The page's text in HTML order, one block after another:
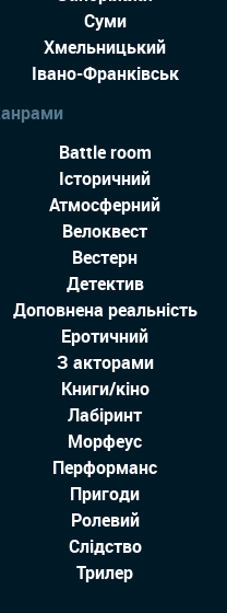
Суми
Хмельницький
Івано-Франківськ
Battle room
Історичний
Атмосферний
Велоквест
Вестерн
Детектив
Доповнена реальність
Еротичний
З акторами
Книги/кіно
Лабіринт
Морфеус
Перформанс
Пригоди
Ролевий
Слідство
Трилер